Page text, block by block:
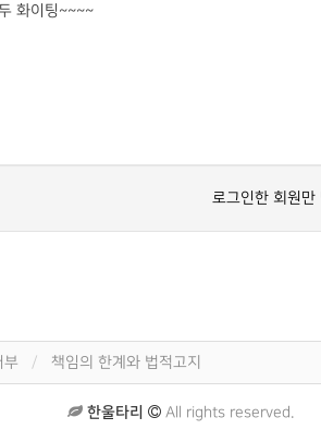
화이팅~~~~
로그인한 회원만
부 책임의 한계와 법적고지
한울타리 All rights reserved.